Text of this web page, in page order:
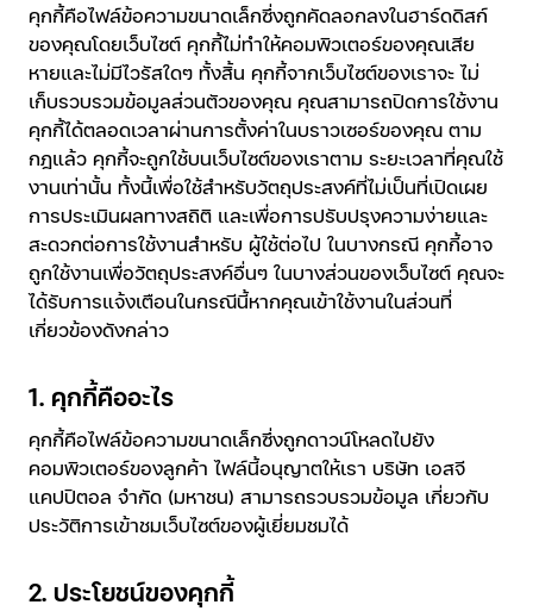
คุกกี้คือไฟล์ข้อความขนาดเล็กซึ่งถูกคัดลอกลงในฮาร์ดดิสก์
ของคุณโดยเว็บไซต์ คุกกี้ไม่ทำให้คอมพิวเตอร์ของคุณเสีย
หายและไม่มีไวรัสใดๆ ทั้งสิ้น คุกกี้จากเว็บไซต์ของเราจะ ไม่
เก็บรวบรวมข้อมูลส่วนตัวของคุณ คุณสามารถปิดการใช้งาน
คุกกี้ได้ตลอดเวลาผ่านการตั้งค่าในบราวเซอร์ของคุณ ตาม
กฎแล้ว คุกกี้จะถูกใช้บนเว็บไซต์ของเราตาม ระยะเวลาที่คุณใช้
งานเท่านั้น ทั้งนี้เพื่อใช้สำหรับวัตถุประสงค์ที่ไม่เป็นที่เปิดเผย
การประเมินผลทางสถิติ และเพื่อการปรับปรุงความง่ายและ
สะดวกต่อการใช้งานสำหรับ ผู้ใช้ต่อไป ในบางกรณี คุกกี้อาจ
ถูกใช้งานเพื่อวัตถุประสงค์อื่นๆ ในบางส่วนของเว็บไซต์ คุณจะ
ได้รับการแจ้งเตือนในกรณีนี้หากคุณเข้าใช้งานในส่วนที่
เกี่ยวข้องดังกล่าว
1. คุกกี้คืออะไร
คุกกี้คือไฟล์ข้อความขนาดเล็กซึ่งถูกดาวน์โหลดไปยัง
คอมพิวเตอร์ของลูกค้า ไฟล์นี้อนุญาตให้เรา บริษัท เอสจี
แคปปิตอล จำกัด (มหาชน) สามารถรวบรวมข้อมูล เกี่ยวกับ
ประวัติการเข้าชมเว็บไซต์ของผู้เยี่ยมชมได้
2. ประโยชน์ของคุกกี้